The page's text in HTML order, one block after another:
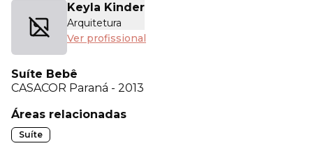
Keyla Kinder
Arquitetura
Ver profissional
Suíte Bebê
CASACOR Paraná - 2013
Áreas relacionadas
Suíte